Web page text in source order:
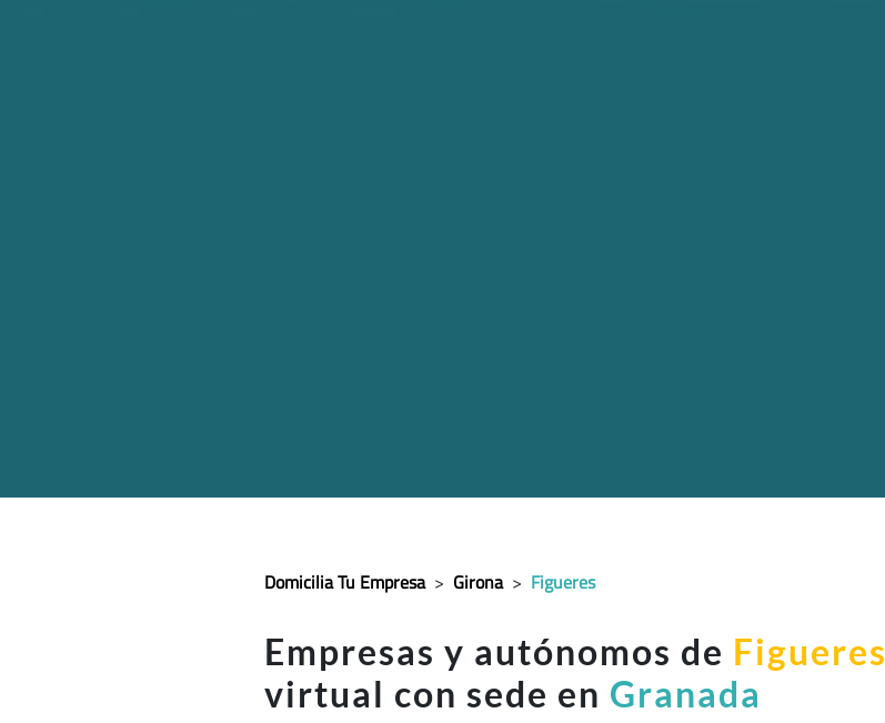
Domicilia Tu Empresa > Girona > Figueres
Empresas y autónomos de Figueres
virtual con sede en Granada